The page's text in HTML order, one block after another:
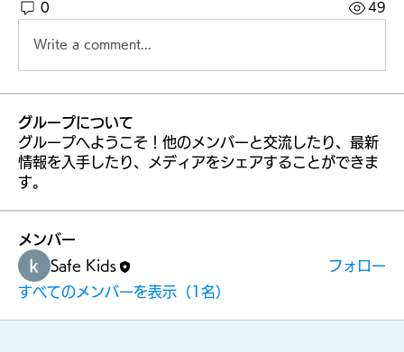
ム
0 49
Write a comment...
グループについて
グループへようこそ！他のメンバーと交流したり、最新
情報を入手したり、メディアをシェアすることができま
す。
メンバー
Safe Kids
フォロー
すべてのメンバーを表示（1名）